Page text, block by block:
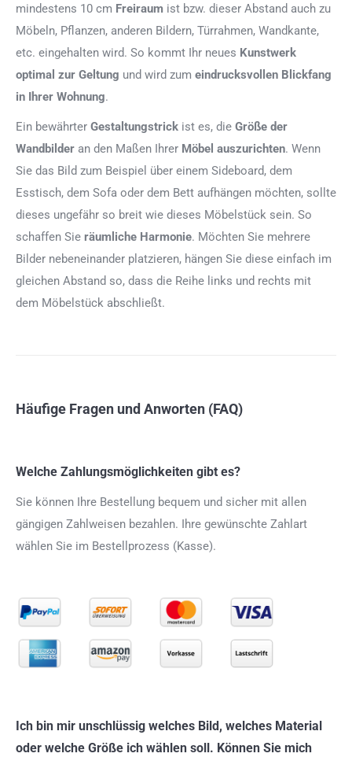
mindestens 10 cm Freiraum ist bzw. dieser Abstand auch zu
Möbeln, Pflanzen, anderen Bildern, Türrahmen, Wandkante,
etc. eingehalten wird. So kommt Ihr neues Kunstwerk
optimal zur Geltung und wird zum eindrucksvollen Blickfang
in Ihrer Wohnung.
Ein bewährter Gestaltungstrick ist es, die Größe der
Wandbilder an den Maßen Ihrer Möbel auszurichten. Wenn
Sie das Bild zum Beispiel über einem Sideboard, dem
Esstisch, dem Sofa oder dem Bett aufhängen möchten, sollte
dieses ungefähr so breit wie dieses Möbelstück sein. So
schaffen Sie räumliche Harmonie. Möchten Sie mehrere
Bilder nebeneinander platzieren, hängen Sie diese einfach im
gleichen Abstand so, dass die Reihe links und rechts mit
dem Möbelstück abschließt.
Häufige Fragen und Anworten (FAQ)
Welche Zahlungsmöglichkeiten gibt es?
Sie können Ihre Bestellung bequem und sicher mit allen
gängigen Zahlweisen bezahlen. Ihre gewünschte Zahlart
wählen Sie im Bestellprozess (Kasse).
Ich bin mir unschlüssig welches Bild, welches Material
oder welche Größe ich wählen soll. Können Sie mich